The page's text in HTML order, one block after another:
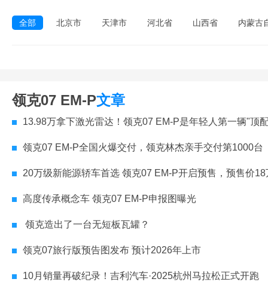
全部 北京市 天津市 河北省 山西省 内蒙古
领克07 EM-P文章
13.98万拿下激光雷达！领克07 EM-P是年轻人第一辆"顶
领克07 EM-P全国火爆交付，领克林杰亲手交付第1000台
20万级新能源轿车首选 领克07 EM-P开启预售，预售价18
高度传承概念车 领克07 EM-P申报图曝光
领克造出了一台无短板瓦罐？
领克07旅行版预告图发布 预计2026年上市
10月销量再破纪录！吉利汽车·2025杭州马拉松正式开跑